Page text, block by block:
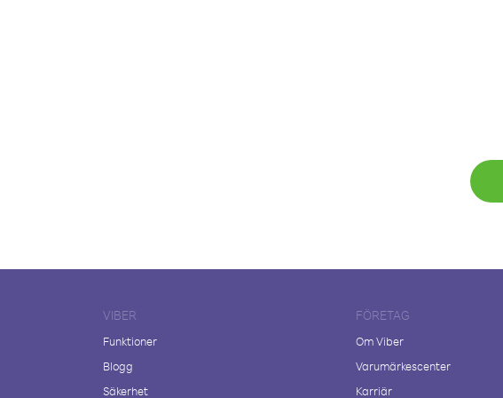
VIBER
Funktioner
Blogg
Säkerhet
FÖRETAG
Om Viber
Varumärkescenter
Karriär